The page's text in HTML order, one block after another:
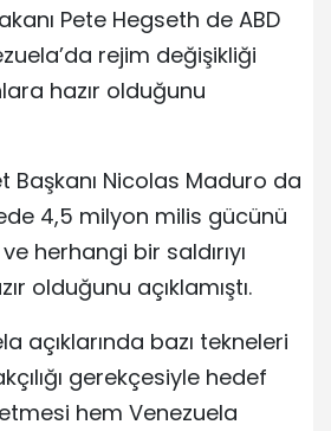
Pete Hegseth de ABD
rejim değişikliği
hazır olduğunu
Başkanı Nicolas Maduro da
4,5 milyon milis gücünü
herhangi bir saldırıyı
olduğunu açıklamıştı.
açıklarında bazı tekneleri
gerekçesiyle hedef
hem Venezuela